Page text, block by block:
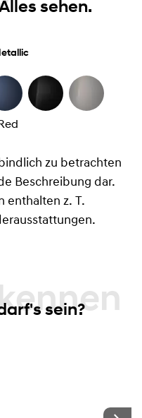
sehen.
zu betrachten
Beschreibung dar.
enthalten z. T.
sein?